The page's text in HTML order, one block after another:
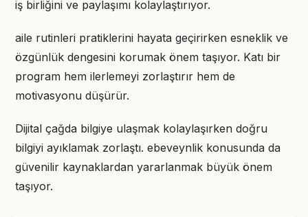
iş birliğini ve paylaşımı kolaylaştırıyor.
aile rutinleri pratiklerini hayata geçirirken esneklik ve
özgünlük dengesini korumak önem taşıyor. Katı bir
program hem ilerlemeyi zorlaştırır hem de
motivasyonu düşürür.
Dijital çağda bilgiye ulaşmak kolaylaşırken doğru
bilgiyi ayıklamak zorlaştı. ebeveynlik konusunda da
güvenilir kaynaklardan yararlanmak büyük önem
taşıyor.